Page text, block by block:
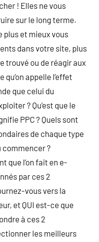
! Elles ne vous
sur le long terme.
plus et mieux vous
dans votre site, plus
trouvé ou de réagir aux
qu’on appelle l’effet
que celui du
? Qu’est que le
PPC ? Quels sont
de chaque type
commencer ?
que l’on fait en e-
par ces 2
vous vers la
et QUI est-ce que
à ces 2
les meilleurs